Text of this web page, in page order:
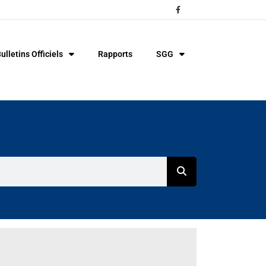
Officiels Rapports SGG